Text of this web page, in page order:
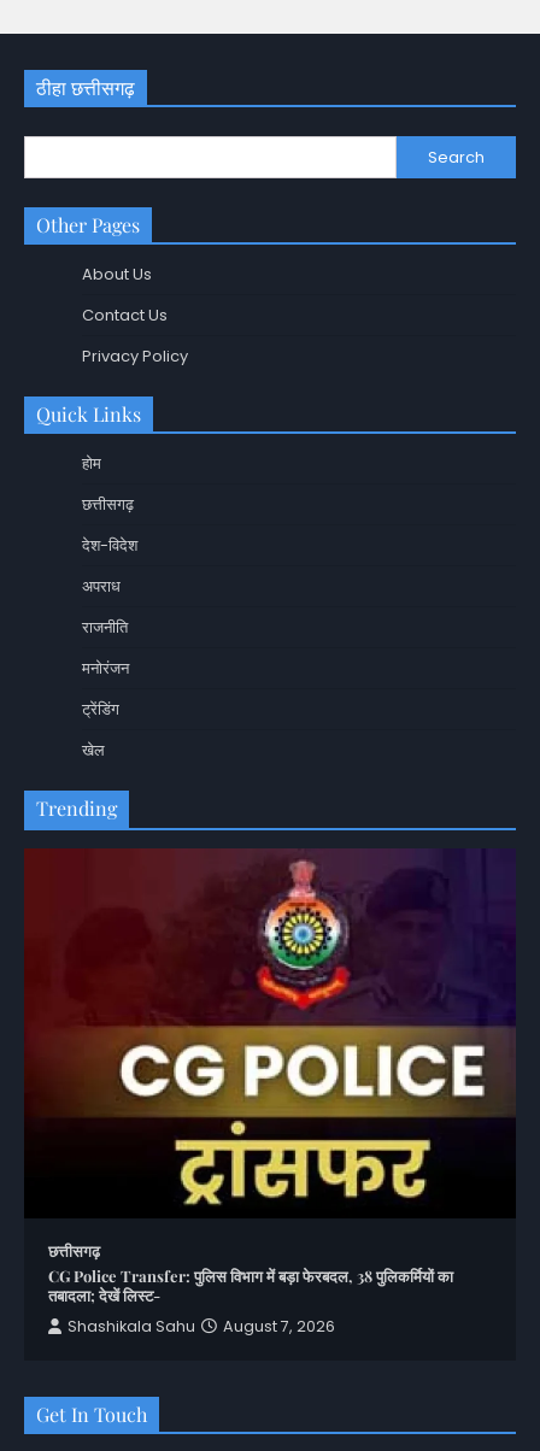
ठीहा छत्तीसगढ़
Search
Other Pages
About Us
Contact Us
Privacy Policy
Quick Links
होम
छत्तीसगढ़
देश-विदेश
अपराध
राजनीति
मनोरंजन
ट्रेंडिंग
खेल
Trending
छत्तीसगढ़
CG Police Transfer: पुलिस विभाग में बड़ा फेरबदल, 38 पुलिकर्मियों का
तबादला; देखें लिस्ट-
Shashikala Sahu
August 7, 2026
Get In Touch